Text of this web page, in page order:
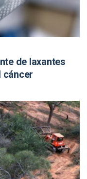
de laxantes
cáncer